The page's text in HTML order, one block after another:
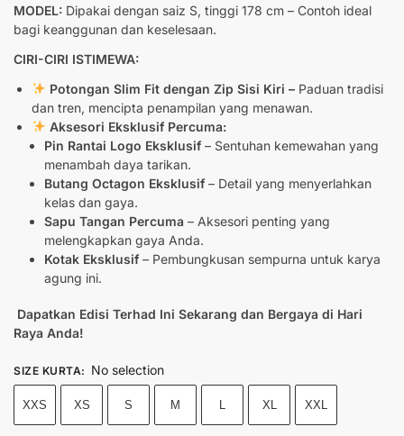
MODEL: Dipakai dengan saiz S, tinggi 178 cm – Contoh ideal
bagi keanggunan dan keselesaan.
CIRI-CIRI ISTIMEWA:
Potongan Slim Fit dengan Zip Sisi Kiri –Paduan tradisi
dan tren, mencipta penampilan yang menawan.
Aksesori Eksklusif Percuma:
Pin Rantai Logo Eksklusif – Sentuhan kemewahan yang
menambah daya tarikan.
Butang Octagon Eksklusif – Detail yang menyerlahkan
kelas dan gaya.
Sapu Tangan Percuma – Aksesori penting yang
melengkapkan gaya Anda.
Kotak Eksklusif – Pembungkusan sempurna untuk karya
agung ini.
Dapatkan Edisi Terhad Ini Sekarang dan Bergaya di Hari
Raya Anda!
SIZE KURTA: No selection
XXS XS S M L XL XXL